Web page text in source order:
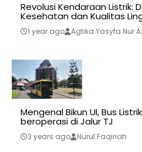
Revolusi Kendaraan Listrik:
Kesehatan dan Kualitas
1 year ago Agtika Yasyfa Nur
Mengenal Bikun UI, Bus
beroperasi di Jalur TJ
3 years ago Nurul Faqiriah